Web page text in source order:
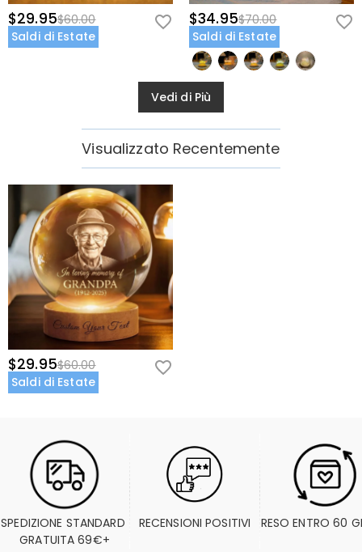
$29.95$60.00
Saldi di Estate
$34.95$70.00
Saldi di Estate
Vedi di Più
Visualizzato Recentemente
$29.95$60.00
Saldi di Estate
SPEDIZIONE STANDARD
GRATUITA 69€+
RECENSIONI POSITIVI RESO ENTRO 60